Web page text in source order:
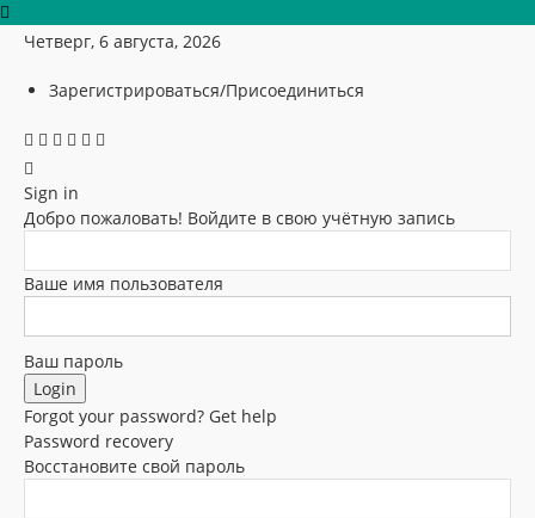
Четверг, 6 августа, 2026
Зарегистрироваться/Присоединиться
Sign in
Добро пожаловать! Войдите в свою учётную запись
Ваше имя пользователя
Ваш пароль
Forgot your password? Get help
Password recovery
Восстановите свой пароль